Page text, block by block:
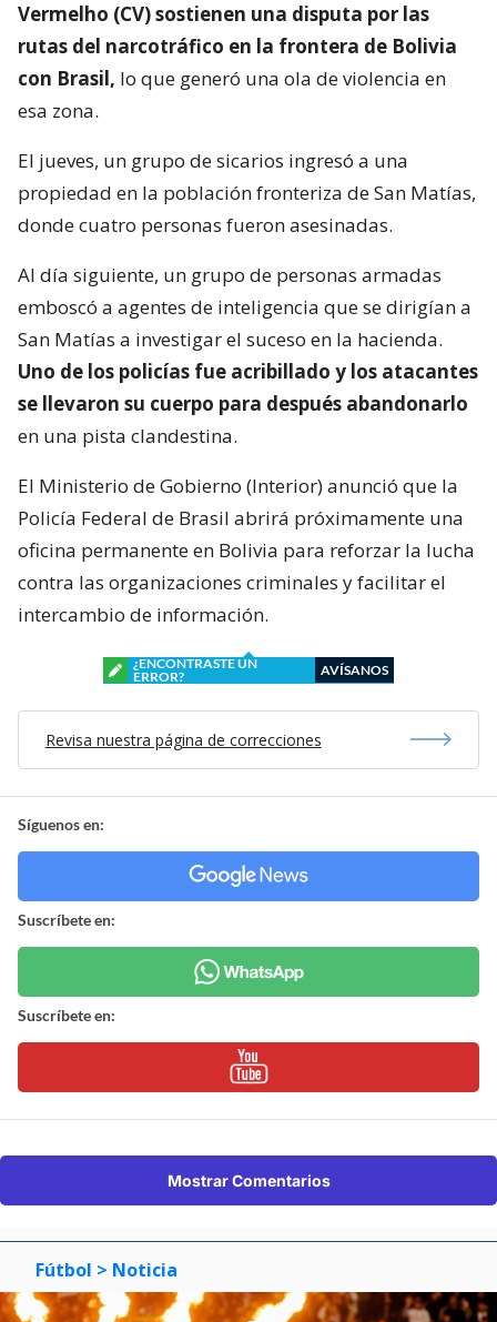
Vermelho (CV) sostienen una disputa por las
rutas del narcotráfico en la frontera de Bolivia
con Brasil, lo que generó una ola de violencia en
esa zona.
El jueves, un grupo de sicarios ingresó a una
propiedad en la población fronteriza de San Matías,
donde cuatro personas fueron asesinadas.
Al día siguiente, un grupo de personas armadas
emboscó a agentes de inteligencia que se dirigían a
San Matías a investigar el suceso en la hacienda.
Uno de los policías fue acribillado y los atacantes
se llevaron su cuerpo para después abandonarlo
en una pista clandestina.
El Ministerio de Gobierno (Interior) anunció que la
Policía Federal de Brasil abrirá próximamente una
oficina permanente en Bolivia para reforzar la lucha
contra las organizaciones criminales y facilitar el
intercambio de información.
¿ENCONTRASTE UN
ERROR?
AVÍSANOS
Revisa nuestra página de correcciones
Síguenos en:
Suscríbete en:
Suscríbete en:
Mostrar Comentarios
Fútbol > Noticia